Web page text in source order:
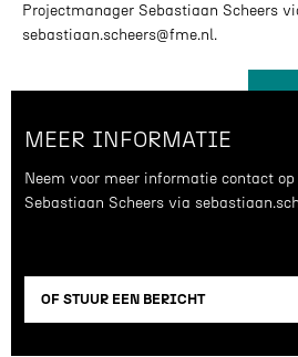
Projectmanager Sebastiaan Scheers
sebastiaan.scheers@fme.nl.
MEER INFORMATIE
Neem voor meer informatie contact
Sebastiaan Scheers via
OF STUUR EEN BERICHT